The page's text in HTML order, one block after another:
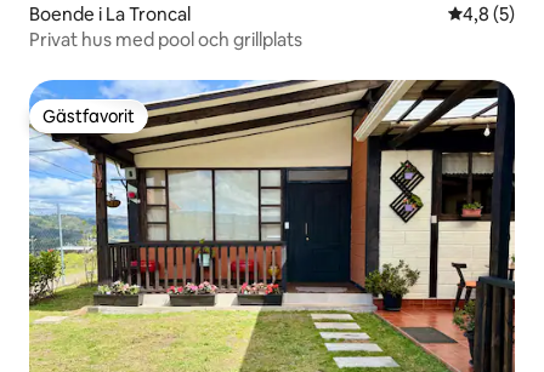
Boende i La Troncal 4,8 av 5 i
4,8 (5)
Privat hus med pool och grillplats
Gästfavorit
Gästfavorit